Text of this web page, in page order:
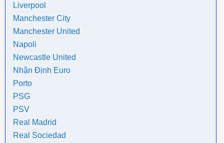
Liverpool
Manchester City
Manchester United
Napoli
Newcastle United
Nhận Định Euro
Porto
PSG
PSV
Real Madrid
Real Sociedad